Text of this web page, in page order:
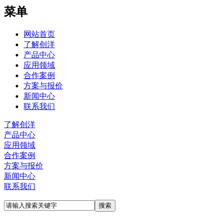
菜单
网站首页
了解创洋
产品中心
应用领域
合作案例
方案与报价
新闻中心
联系我们
了解创洋
产品中心
应用领域
合作案例
方案与报价
新闻中心
联系我们